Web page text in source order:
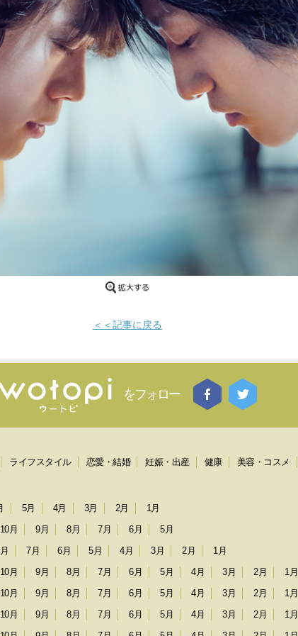
＜＜記事に戻る
をフォロー
ライフスタイル 恋愛・結婚 妊娠・出産 健康 美容・コスメ
5月 4月 3月 2月
1月
10月 9月 8月 7月 6月
5月
7月 6月 5月 4月 3月 2月
1月
10月 9月 8月 7月 6月 5月 4月 3月 2月
1月
10月 9月 8月 7月 6月 5月 4月 3月 2月
1月
10月 9月 8月 7月 6月 5月 4月 3月 2月
1月